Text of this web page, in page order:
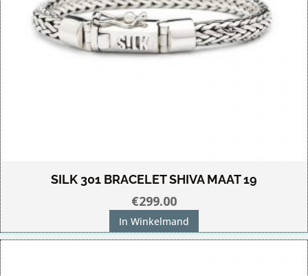
SILK 301 BRACELET SHIVA MAAT 19
€299.00
In Winkelmand